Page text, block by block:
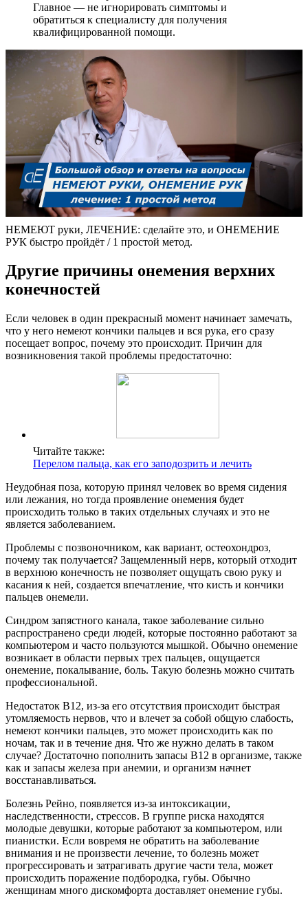
Главное — не игнорировать симптомы и
обратиться к специалисту для получения
квалифицированной помощи.
НЕМЕЮТ руки, ЛЕЧЕНИЕ: сделайте это, и ОНЕМЕНИЕ
РУК быстро пройдёт / 1 простой метод.
Другие причины онемения верхних
конечностей
Если человек в один прекрасный момент начинает замечать,
что у него немеют кончики пальцев и вся рука, его сразу
посещает вопрос, почему это происходит. Причин для
возникновения такой проблемы предостаточно:
Читайте также:
Перелом пальца, как его заподозрить и лечить
Неудобная поза, которую принял человек во время сидения
или лежания, но тогда проявление онемения будет
происходить только в таких отдельных случаях и это не
является заболеванием.
Проблемы с позвоночником, как вариант, остеохондроз,
почему так получается? Защемленный нерв, который отходит
в верхнюю конечность не позволяет ощущать свою руку и
касания к ней, создается впечатление, что кисть и кончики
пальцев онемели.
Синдром запястного канала, такое заболевание сильно
распространено среди людей, которые постоянно работают за
компьютером и часто пользуются мышкой. Обычно онемение
возникает в области первых трех пальцев, ощущается
онемение, покалывание, боль. Такую болезнь можно считать
профессиональной.
Недостаток В12, из-за его отсутствия происходит быстрая
утомляемость нервов, что и влечет за собой общую слабость,
немеют кончики пальцев, это может происходить как по
ночам, так и в течение дня. Что же нужно делать в таком
случае? Достаточно пополнить запасы В12 в организме, также
как и запасы железа при анемии, и организм начнет
восстанавливаться.
Болезнь Рейно, появляется из-за интоксикации,
наследственности, стрессов. В группе риска находятся
молодые девушки, которые работают за компьютером, или
пианистки. Если вовремя не обратить на заболевание
внимания и не произвести лечение, то болезнь может
прогрессировать и затрагивать другие части тела, может
происходить поражение подбородка, губы. Обычно
женщинам много дискомфорта доставляет онемение губы.